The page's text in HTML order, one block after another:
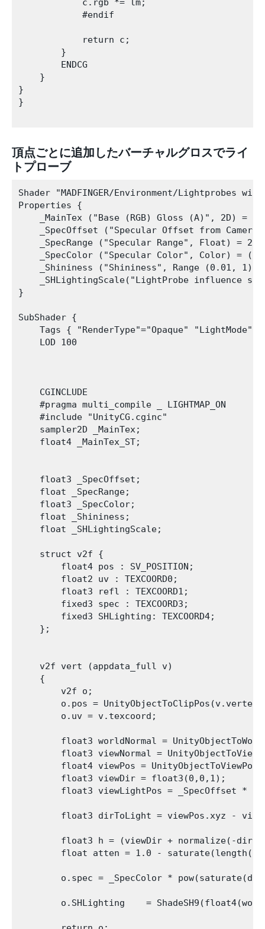
            c.rgb *= lm;
            #endif
            return c;
        }
        ENDCG
    }
}
}
頂点ごとに追加したバーチャルグロスでライ
トプローブ
Shader "MADFINGER/Environment/Lightprobes
Properties {
_MainTex ("Base (RGB) Gloss (A)", 2D) =
_SpecOffset ("Specular Offset from
    _SpecRange ("Specular Range", Float) = 20
_SpecColor ("Specular Color", Color) =
_Shininess ("Shininess", Range (0.01,
_SHLightingScale("LightProbe influence
}
SubShader {
Tags { "RenderType"="Opaque"
    LOD 100
    CGINCLUDE
    #pragma multi_compile _ LIGHTMAP_ON
    #include "UnityCG.cginc"
    sampler2D _MainTex;
    float4 _MainTex_ST;
    float3 _SpecOffset;
    float _SpecRange;
    float3 _SpecColor;
    float _Shininess;
    float _SHLightingScale;
    struct v2f {
        float4 pos : SV_POSITION;
        float2 uv : TEXCOORD0;
        float3 refl : TEXCOORD1;
        fixed3 spec : TEXCOORD3;
        fixed3 SHLighting: TEXCOORD4;
    };
    v2f vert (appdata_full v)
    {
        v2f o;
o.pos =
        o.uv = v.texcoord;
float3 worldNormal =
float3 viewNormal =
float4 viewPos =
        float3 viewDir = float3(0,0,1);
float3 viewLightPos = _SpecOffset *
float3 dirToLight = viewPos.xyz -
float3 h = (viewDir + normalize(-
float atten = 1.0 -
o.spec = _SpecColor *
o.SHLighting    =